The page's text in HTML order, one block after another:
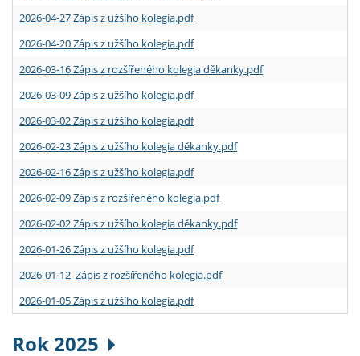
2026-04-27 Zápis z užšího kolegia.pdf
2026-04-20 Zápis z užšího kolegia.pdf
2026-03-16 Zápis z rozšířeného kolegia děkanky.pdf
2026-03-09 Zápis z užšího kolegia.pdf
2026-03-02 Zápis z užšího kolegia.pdf
2026-02-23 Zápis z užšího kolegia děkanky.pdf
2026-02-16 Zápis z užšího kolegia.pdf
2026-02-09 Zápis z rozšířeného kolegia.pdf
2026-02-02 Zápis z užšího kolegia děkanky.pdf
2026-01-26 Zápis z užšího kolegia.pdf
2026-01-12 Zápis z rozšířeného kolegia.pdf
2026-01-05 Zápis z užšího kolegia.pdf
Rok 2025